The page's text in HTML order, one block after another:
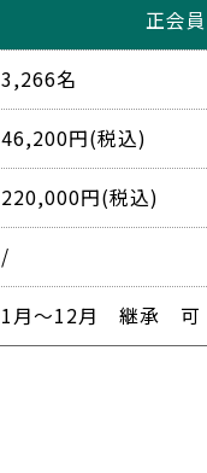
正会員
3,266名
46,200円(税込)
220,000円(税込)
/
1月～12月 継承 可